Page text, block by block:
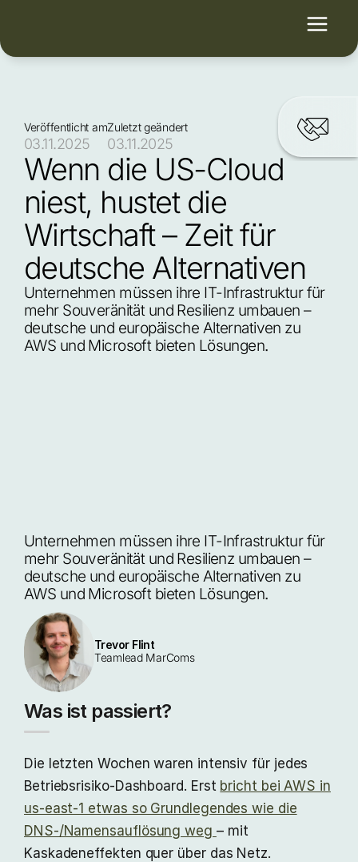
Veröffentlicht am
03.11.2025
Zuletzt geändert
03.11.2025
Wenn die US-Cloud
niest, hustet die
Wirtschaft – Zeit für
deutsche Alternativen
Unternehmen müssen ihre IT-Infrastruktur für
mehr Souveränität und Resilienz umbauen –
deutsche und europäische Alternativen zu
AWS und Microsoft bieten Lösungen.
Unternehmen müssen ihre IT-Infrastruktur für
mehr Souveränität und Resilienz umbauen –
deutsche und europäische Alternativen zu
AWS und Microsoft bieten Lösungen.
Trevor Flint
Teamlead MarComs
Was ist passiert?
Die letzten Wochen waren intensiv für jedes
Betriebsrisiko-Dashboard. Erst bricht bei AWS in
us-east-1 etwas so Grundlegendes wie die
DNS-/Namensauflösung weg – mit
Kaskadeneffekten quer über das Netz.